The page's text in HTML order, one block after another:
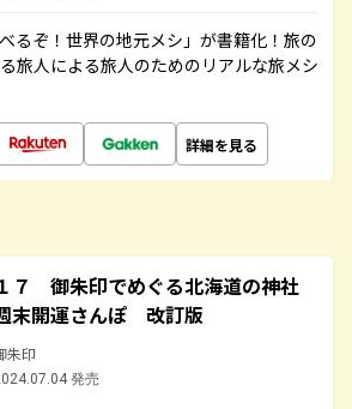
るぞ！世界の地元メシ」が書籍化！旅の
旅人による旅人のためのリアルな旅メシ
詳細を見る
７ 御朱印でめぐる北海道の神社
末開運さんぽ 改訂版
朱印
発売